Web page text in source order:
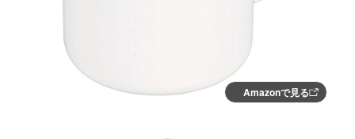
Amazonで見る